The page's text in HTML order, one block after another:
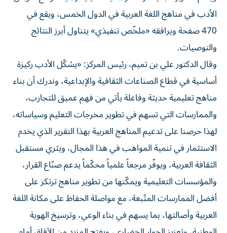
الأدب في مناهج اللغة العربية في الدول الخمس، ويقع في
470 صفحة ويرافقه «ملخّص تنفيذي» يتناول أبرز النتائج
والتوصيات.
وقال الدكتور علي بن تميم، رئيس المركز: «يشكّل الأدب ركيزة
أساسية في قطاع الصناعات الثقافية والإبداعية، وندرك أن بناء
مناهج تعليمية حديثة وفاعلة يأتي من فهم عميق للتجارب،
والممارسات التي تسهم في تطوير مخرجات التعليم وسياساته،
لهذا حرصنا على تدعيم المناهج العربية بهذا التقرير الذي يخدم
الاستثمار في تنمية المواهب في هذا المجال، ويثري مستقبل
الثقافة العربية، ويوفّر مرجعاً علمياً محكّماً يدعم صنّاع القرار،
والمؤسسات التعليمية ويمكّنها من تطوير مناهج ترتكز على
أفضل الممارسات المتّبعة، مع مواصلة الحفاظ على مكانة اللغة
العربية وأصالتها، بما يسهم في بناء الوعي، وترسيخ الهوية